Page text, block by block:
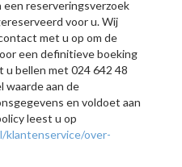
reserveringsverzoek
voor u. Wij
met u op om de
een definitieve boeking
u bellen met 024 642 48
waarde aan de
en voldoet aan
leest u op
klantenservice/over-